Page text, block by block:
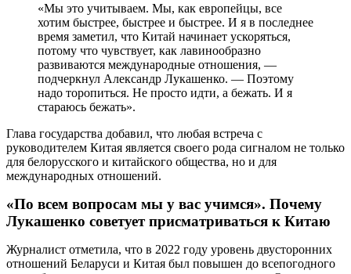
«Мы это учитываем. Мы, как европейцы, все
хотим быстрее, быстрее и быстрее. И я в последнее
время заметил, что Китай начинает ускоряться,
потому что чувствует, как лавинообразно
развиваются международные отношения, —
подчеркнул Александр Лукашенко. — Поэтому
надо торопиться. Не просто идти, а бежать. И я
стараюсь бежать».
Глава государства добавил, что любая встреча с
руководителем Китая является своего рода сигналом не только
для белорусского и китайского общества, но и для
международных отношений.
«По всем вопросам мы у вас учимся». Почему
Лукашенко советует присматриваться к Китаю
Журналист отметила, что в 2022 году уровень двусторонних
отношений Беларуси и Китая был повышен до всепогодного